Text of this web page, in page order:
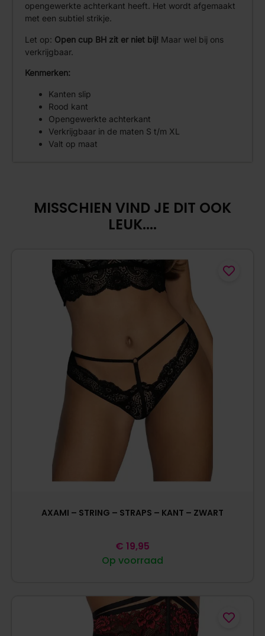
opengewerkte achterkant heeft. Het wordt afgemaakt
met een subtiel strikje.
Let op: Open cup BH zit er niet bij! Maar wel bij ons
verkrijgbaar.
Kenmerken:
Kanten slip
Rood kant
Opengewerkte achterkant
Verkrijgbaar in de maten S t/m XL
Valt op maat
MISSCHIEN VIND JE DIT OOK
LEUK....
AXAMI – STRING – STRAPS – KANT – ZWART
Op voorraad
€ 19,95